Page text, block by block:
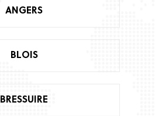
ANGERS
BLOIS
BRESSUIRE